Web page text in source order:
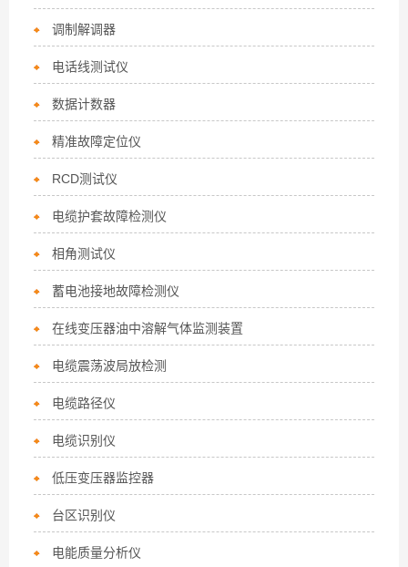
调制解调器
电话线测试仪
数据计数器
精准故障定位仪
RCD测试仪
电缆护套故障检测仪
相角测试仪
蓄电池接地故障检测仪
在线变压器油中溶解气体监测装置
电缆震荡波局放检测
电缆路径仪
电缆识别仪
低压变压器监控器
台区识别仪
电能质量分析仪